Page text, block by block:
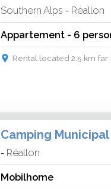
Southern Alps - Réallon
Appartement - 6
Rental located 2.5 km
Camping Municipal
- Réallon
Mobilhome